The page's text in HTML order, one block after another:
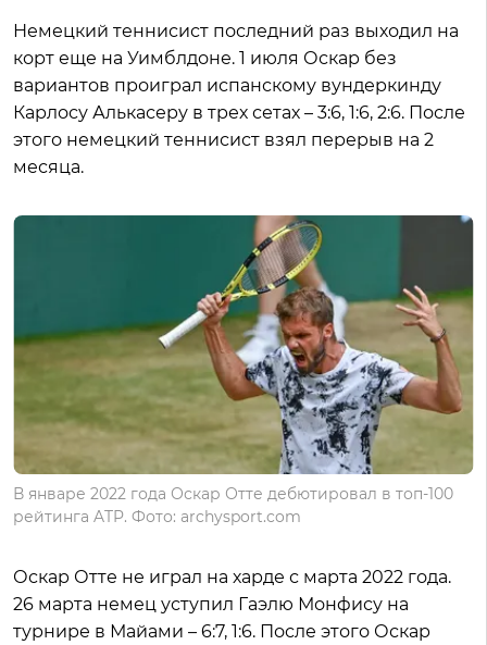
Немецкий теннисист последний раз выходил на
корт еще на Уимблдоне. 1 июля Оскар без
вариантов проиграл испанскому вундеркинду
Карлосу Алькасеру в трех сетах – 3:6, 1:6, 2:6. После
этого немецкий теннисист взял перерыв на 2
месяца.
В январе 2022 года Оскар Отте дебютировал в топ-100
рейтинга ATP. Фото: archysport.com
Оскар Отте не играл на харде с марта 2022 года.
26 марта немец уступил Гаэлю Монфису на
турнире в Майами – 6:7, 1:6. После этого Оскар